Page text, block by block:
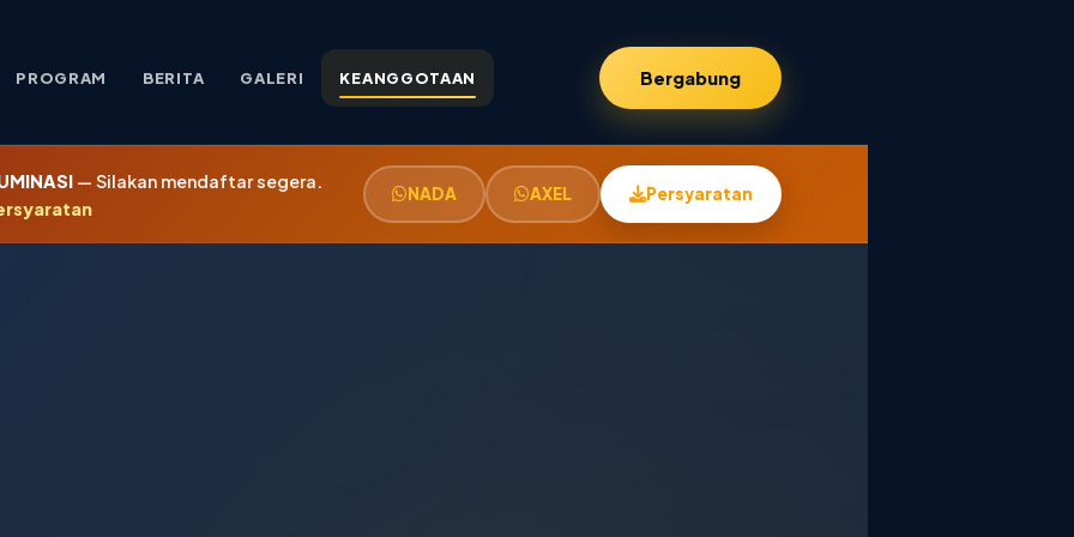
PROGRAM BERITA GALERI KEANGGOTAAN Bergabung
— Silakan mendaftar segera.
NADA AXEL Persyaratan